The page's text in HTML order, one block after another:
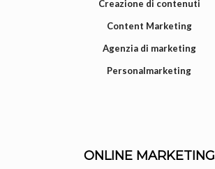
Creazione di contenuti
Content Marketing
Agenzia di marketing
Personalmarketing
ONLINE MARKETING